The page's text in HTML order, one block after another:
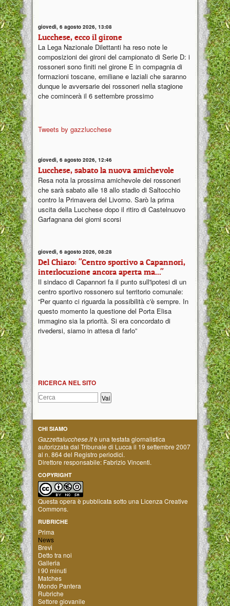
giovedì, 6 agosto 2026, 13:08
Lucchese, ecco il girone
La Lega Nazionale Dilettanti ha reso note le
composizioni dei gironi del campionato di Serie D: i
rossoneri sono finiti nel girone E in compagnia di
formazioni toscane, emiliane e laziali che saranno
dunque le avversarie dei rossoneri nella stagione
che comincerà il 6 settembre prossimo
Tweets by gazzlucchese
giovedì, 6 agosto 2026, 12:46
Lucchese, sabato la nuova amichevole
Resa nota la prossima amichevole dei rossoneri
che sarà sabato alle 18 allo stadio di Saltocchio
contro la Primavera del Livorno. Sarò la prima
uscita della Lucchese dopo il ritiro di Castelnuovo
Garfagnana dei giorni scorsi
giovedì, 6 agosto 2026, 08:28
Del Chiaro: "Centro sportivo a Capannori,
interlocuzione ancora aperta ma..."
Il sindaco di Capannori fa il punto sull'ipotesi di un
centro sportivo rossonero sul territorio comunale:
“Per quanto ci riguarda la possibilità c'è sempre. In
questo momento la questione del Porta Elisa
immagino sia la priorità. Si era concordato di
rivedersi, siamo in attesa di farlo”
RICERCA NEL SITO
CHI SIAMO
Gazzettalucchese.itè una testata giornalistica
autorizzata dal Tribunale di Lucca il 19 settembre 2007
al n. 864 del Registro periodici.
Direttore responsabile: Fabrizio Vincenti.
COPYRIGHT
Questa opera è pubblicata sotto una Licenza Creative
Commons.
RUBRICHE
Prima
News
Brevi
Detto tra noi
Galleria
I 90 minuti
Matches
Mondo Pantera
Rubriche
Settore giovanile